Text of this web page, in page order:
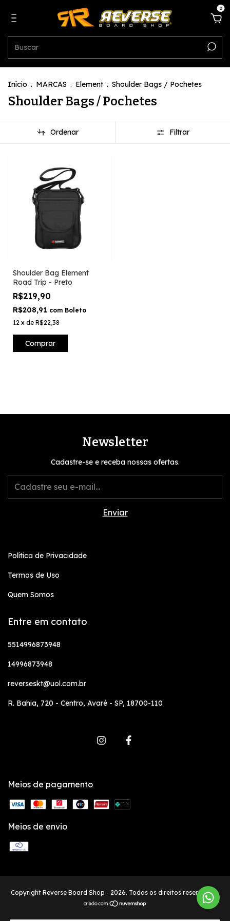
0
Início . MARCAS . Element . Shoulder Bags / Pochetes
Shoulder Bags / Pochetes
Ordenar Filtrar
Shoulder Bag Element
Road Trip - Preto
R$219,90
R$208,91 com Boleto
12 x de R$22,38
Comprar
Newsletter
Cadastre-se e receba nossas ofertas.
Política de Privacidade
Termos de Uso
Quem Somos
Entre em contato
5514996873948
14996873948
reverseskt@uol.com.br
R. Bahia, 720 - Centro, Avaré - SP, 18700-110
Meios de pagamento
Meios de envio
Copyright Reverse Board Shop - 2026. Todos os direitos reservados.